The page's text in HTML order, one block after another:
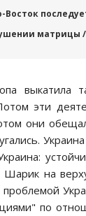
матрицы
выкатила
эти
они
на
по